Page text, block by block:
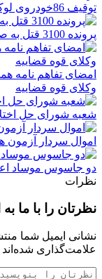
توقیف 86خودروی لوکس، 187 قطعه زمین و 86 آپارتمان تراستی‌ها
پرونده 3100 قتل به صلح و سازش ختم شد
امضای تفاهم نامه
وکلای قوه قضاییه
شعبه شورای حل
اموال سردار
دو جاسوس موساد
نظرات
نظرتان را با ما
نشانی ایمیل شما
علامت‌گذاری شده‌اند